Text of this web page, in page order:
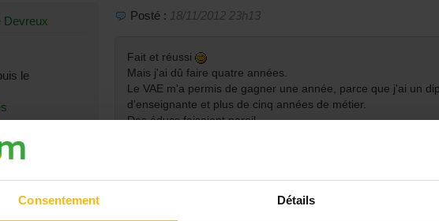
Consentement Détails
Devreux
le
Posté : 18/11/2012 23h13
Fait et réussi
Mais j'ai dû faire quatre années.
Le VAE m'a permis de gagner une année, parce que j'ai un
d'enseignante et plus de cinq années de métier.
Des éducs faisaient pareil.
Et bosse aujourd'hui comme psy... http://www.relaxeau.com/